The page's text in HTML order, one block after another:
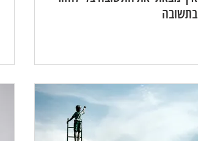
בתשובה